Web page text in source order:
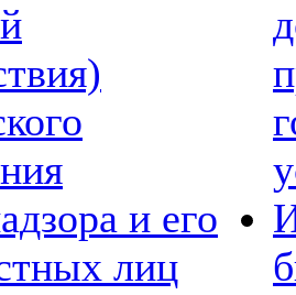
и его
лиц